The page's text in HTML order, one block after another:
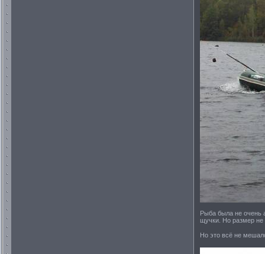
Рыба была не очень
щучки. Но размер не
Но это всё не